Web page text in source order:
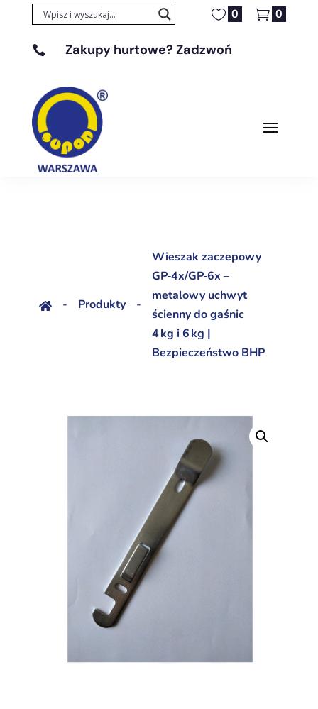
0 0
 Zakupy hurtowe? Zadzwoń
 - Produkty -
Wieszak zaczepowy
GP‑4x/GP‑6x –
metalowy uchwyt
ścienny do gaśnic
4 kg i 6 kg |
Bezpieczeństwo BHP